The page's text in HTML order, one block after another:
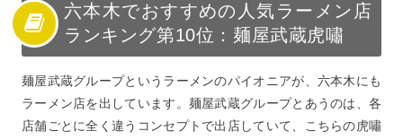
六本木でおすすめの人気ラーメン店
ランキング第10位：麺屋武蔵虎嘯
麺屋武蔵グループというラーメンのパイオニアが、六本木にも
ラーメン店を出しています。麺屋武蔵グループとあうのは、各
店舗ごとに全く違うコンセプトで出店していて、こちらの虎嘯